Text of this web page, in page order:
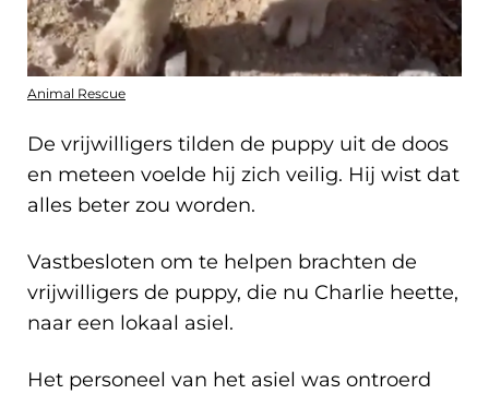
Animal Rescue
De vrijwilligers tilden de puppy uit de doos
en meteen voelde hij zich veilig. Hij wist dat
alles beter zou worden.
Vastbesloten om te helpen brachten de
vrijwilligers de puppy, die nu Charlie heette,
naar een lokaal asiel.
Het personeel van het asiel was ontroerd